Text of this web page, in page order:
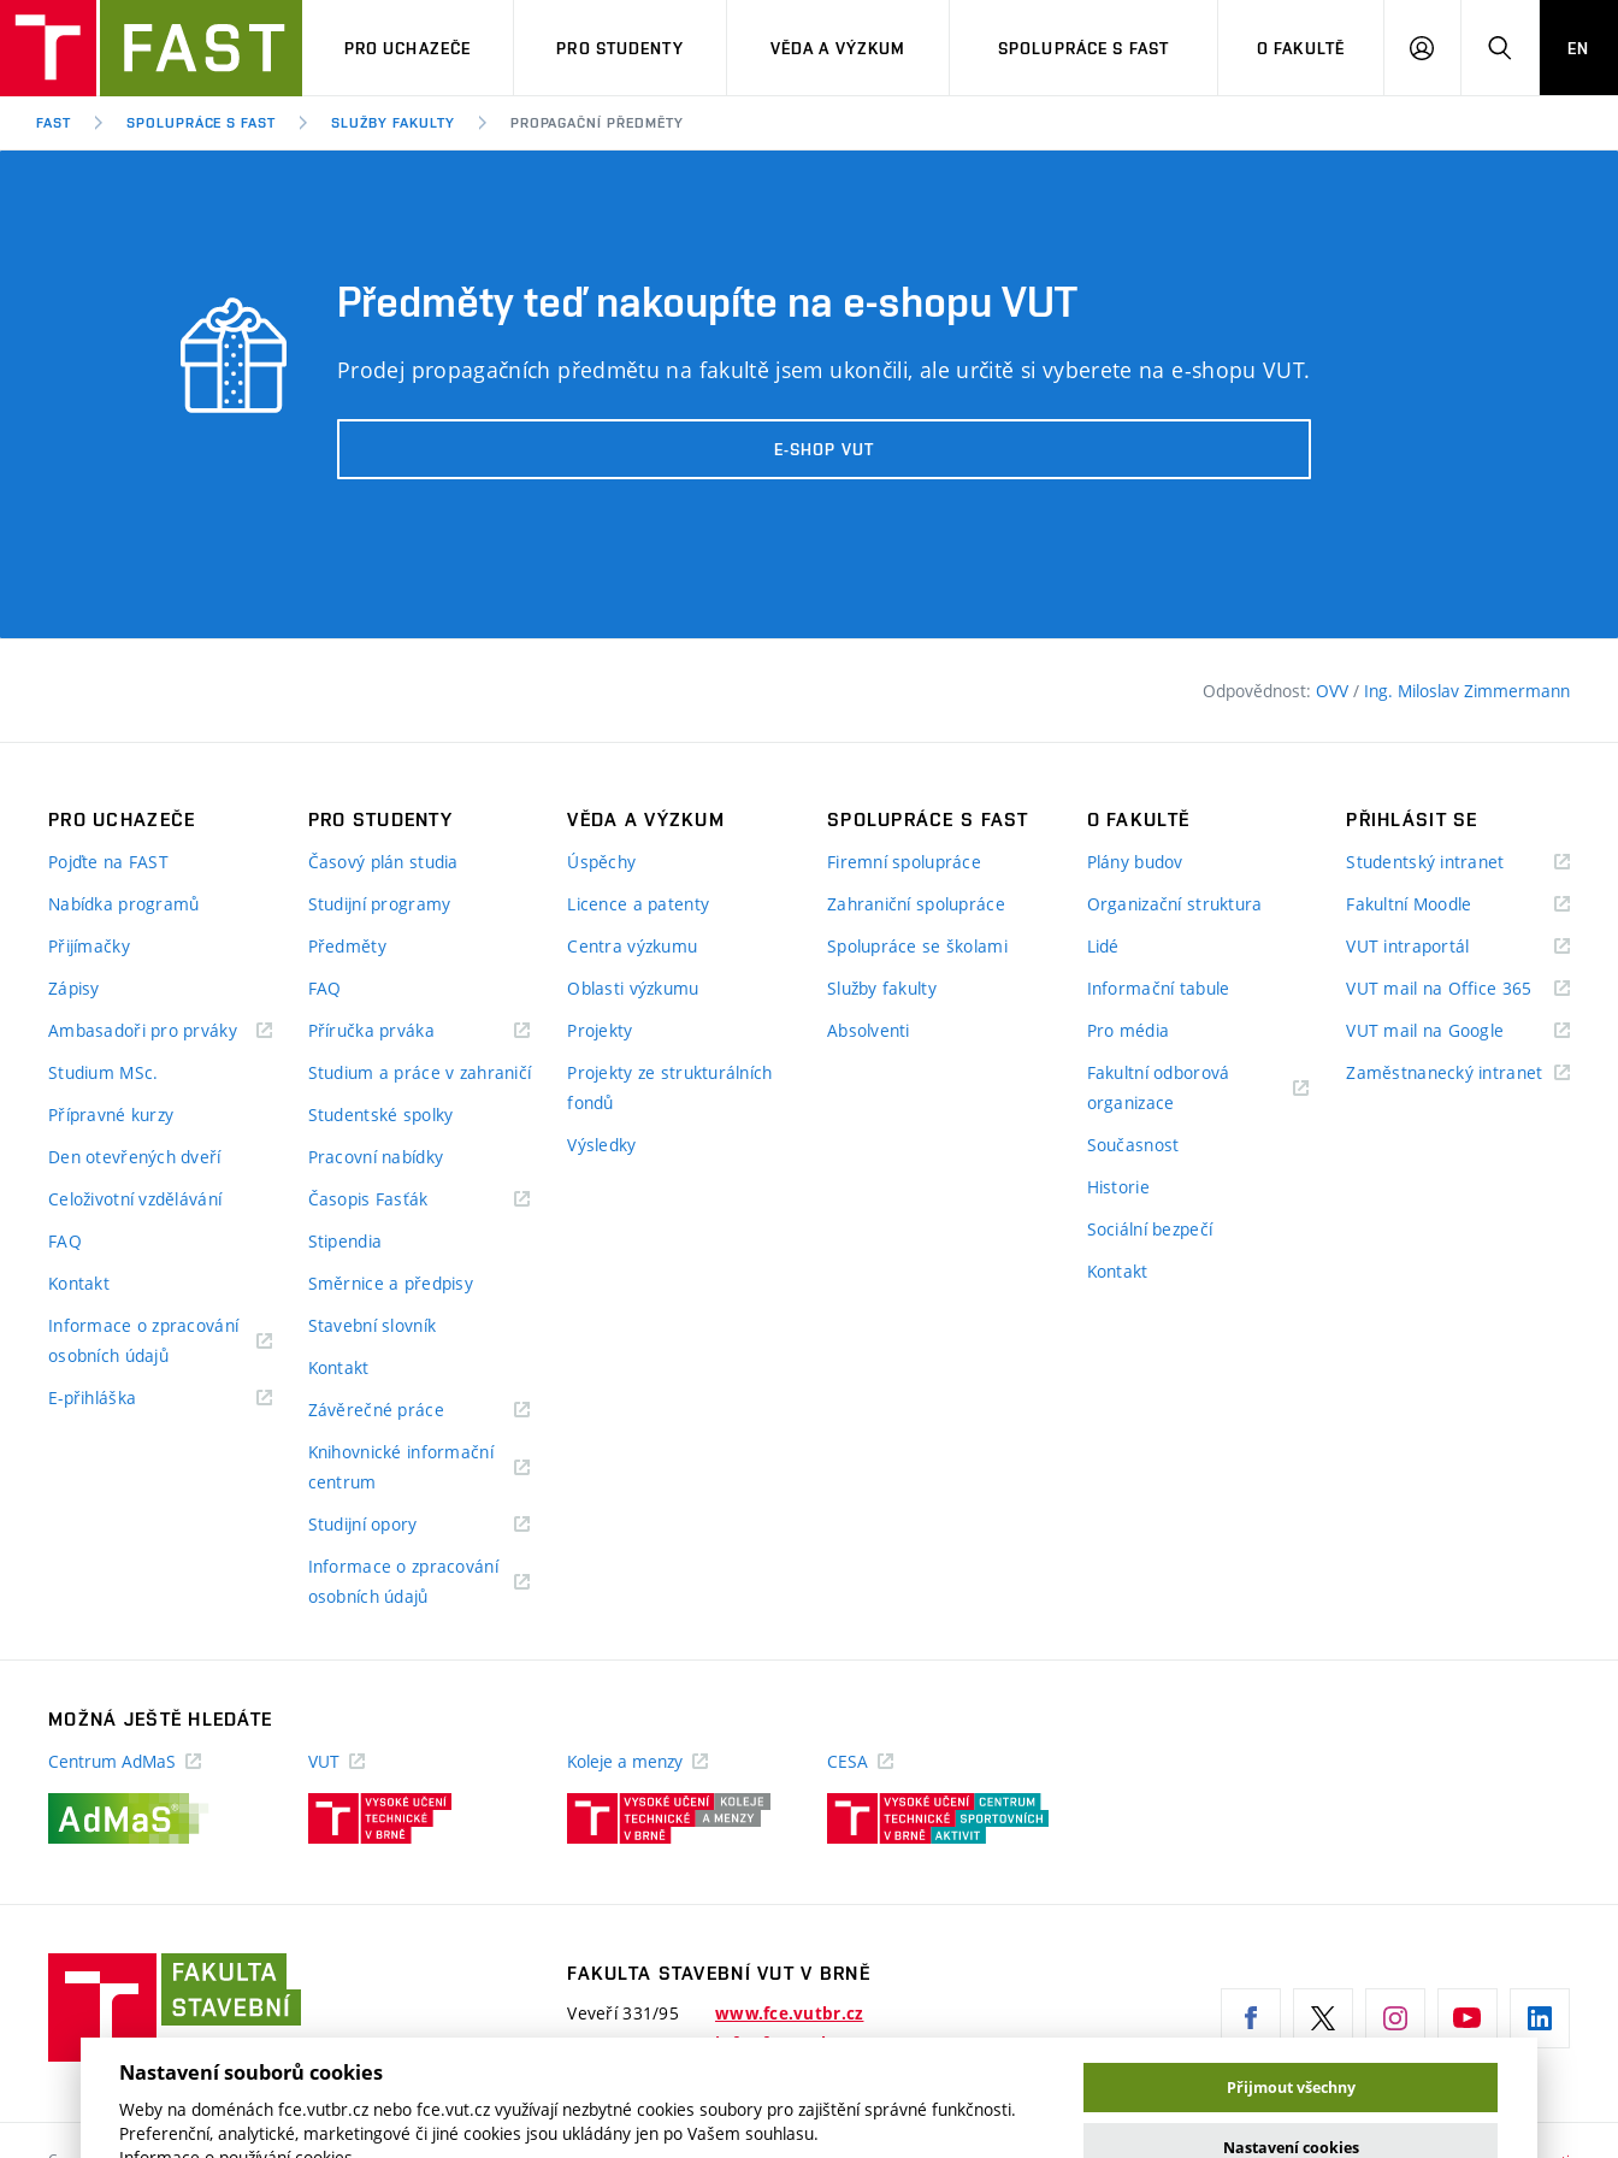
PRO UCHAZEČE PRO STUDENTY VĚDA A VÝZKUM SPOLUPRÁCE S FAST O FAKULTĚ
PŘIHLÁSITHLEDAT
EN
FAST SPOLUPRÁCE S FAST SLUŽBY FAKULTY PROPAGAČNÍ PŘEDMĚTY
Předměty teď nakoupíte na e-shopu VUT
Prodej propagačních předmětu na fakultě jsem ukončili, ale určitě si vyberete na e-shopu VUT.
E-SHOP VUT
Odpovědnost: OVV / Ing. Miloslav Zimmermann
PRO UCHAZEČE
Pojďte na FAST
Nabídka programů
Přijímačky
Zápisy
Ambasadoři pro prváky(externí
Studium MSc.
Přípravné kurzy
Den otevřených dveří
Celoživotní vzdělávání
FAQ
Kontakt
Informace o zpracování
osobních údajů(externí
E-přihláška
PRO STUDENTY
Časový plán studia
Studijní programy
Předměty
FAQ
Příručka prváka(externí
Studium a práce v zahraničí
Studentské spolky
Pracovní nabídky
Časopis Fasťák(externí
Stipendia
Směrnice a předpisy
Stavební slovník
Kontakt
Závěrečné práce(externí
Knihovnické informační
centrum
Studijní opory(externí
Informace o zpracování
osobních údajů(externí
VĚDA A VÝZKUM
Úspěchy
Licence a patenty
Centra výzkumu
Oblasti výzkumu
Projekty
Projekty ze strukturálních
fondů
Výsledky
SPOLUPRÁCE S FAST
Firemní spolupráce
Zahraniční spolupráce
Spolupráce se školami
Služby fakulty
Absolventi
O FAKULTĚ
Plány budov
Organizační struktura
Lidé
Informační tabule
Pro média
Fakultní odborová
organizace
Současnost
Historie
Sociální bezpečí
Kontakt
PŘIHLÁSIT SE
Studentský intranet(externí
Fakultní Moodle
VUT intraportál(externí
VUT mail na Office 365 (externí
odkaz)
VUT mail na Google (externí
Zaměstnanecký intranet(externí
MOŽNÁ JEŠTĚ HLEDÁTE
Centrum AdMaS
VUT
(externí
Koleje a menzy
(externí
CESA
stavební
VUT
Brně
FAKULTA STAVEBNÍ VUT V BRNĚ
Veveří 331/95
www.fce.vutbr.cz
info@fce.vutbr.cz
Nastavení souborů cookies
Weby na doménách fce.vutbr.cz nebo fce.vut.cz využívají nezbytné cookies soubory pro zajištění správné funkčnosti.
Preferenční, analytické, marketingové či jiné cookies jsou ukládány jen po Vašem souhlasu.
Přijmout všechny
Nastavení cookies